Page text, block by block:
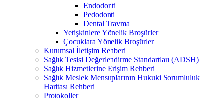
Endodonti
Pedodonti
Dental Travma
Yetişkinlere Yönelik Broşürler
Çocuklara Yönelik Broşürler
Kurumsal İletişim Rehberi
Sağlık Tesisi Değerlendirme Standartları (ADSH)
Sağlık Hizmetlerine Erişim Rehberi
Sağlık Meslek Mensuplarının Hukuki Sorumluluk
Haritası Rehberi
Protokoller